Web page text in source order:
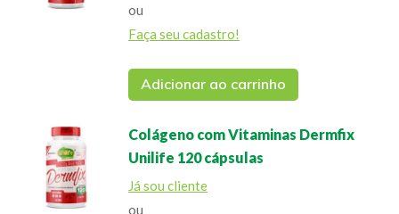
ou
Faça seu cadastro!
Adicionar ao carrinho
Colágeno com Vitaminas Dermfix
Unilife 120 cápsulas
Já sou cliente
ou